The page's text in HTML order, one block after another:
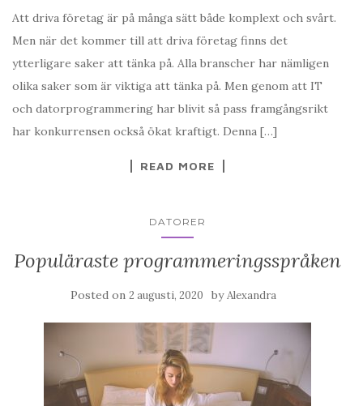
Att driva företag är på många sätt både komplext och svårt.
Men när det kommer till att driva företag finns det
ytterligare saker att tänka på. Alla branscher har nämligen
olika saker som är viktiga att tänka på. Men genom att IT
och datorprogrammering har blivit så pass framgångsrikt
har konkurrensen också ökat kraftigt. Denna […]
READ MORE
DATORER
Populäraste programmeringsspråken
Posted on 2 augusti, 2020 byAlexandra